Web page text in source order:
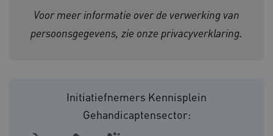
Voor meer informatie over de verwerking van
persoonsgegevens, zie onze privacyverklaring.
Initiatiefnemers Kennisplein
Gehandicaptensector:
CookieScriptConsent
CookieScript
www.kennispleingehandicaptensector.nl